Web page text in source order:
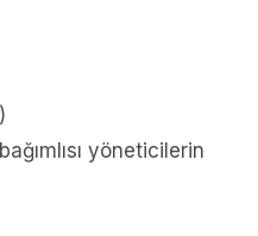
yöneticilerin